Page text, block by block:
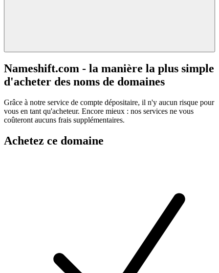
Nameshift.com - la manière la plus simple
d'acheter des noms de domaines
Grâce à notre service de compte dépositaire, il n'y aucun risque pour
vous en tant qu'acheteur. Encore mieux : nos services ne vous
coûteront aucuns frais supplémentaires.
Achetez ce domaine